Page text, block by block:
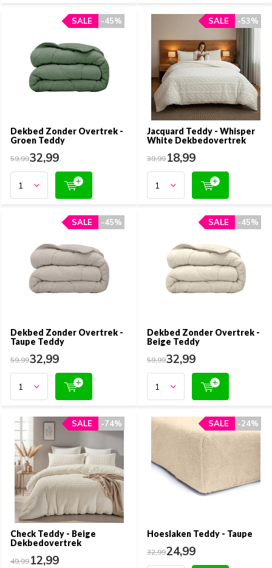
Dekbed Zonder Overtrek -
Groen Teddy
59,9932,99
-45%
SALE -45%
SALE
Jacquard Teddy - Whisper
White Dekbedovertrek
39,9918,99
-53%
SALE -53%
SALE
Dekbed Zonder Overtrek -
Taupe Teddy
59,9932,99
-45%
SALE -45%
SALE
Dekbed Zonder Overtrek -
Beige Teddy
59,9932,99
-45%
SALE -45%
SALE
Check Teddy - Beige
Dekbedovertrek
49,9912,99
-74%
SALE -74%
SALE
Hoeslaken Teddy - Taupe
32,9924,99
-24%
SALE -24%
SALE